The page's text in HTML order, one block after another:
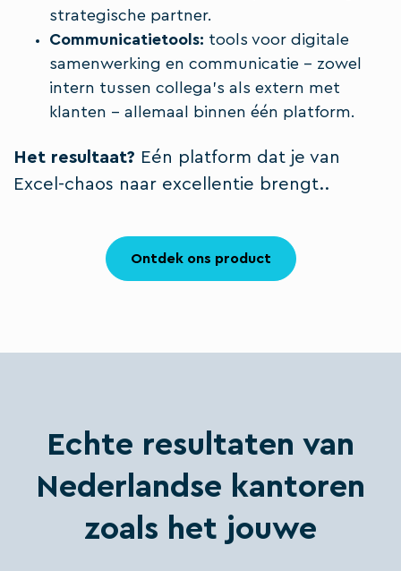
strategische partner.
Communicatietools: tools voor digitale
samenwerking en communicatie - zowel
intern tussen collega's als extern met
klanten - allemaal binnen één platform.
Het resultaat? Eén platform dat je van
Excel-chaos naar excellentie brengt..
Ontdek ons product
Echte resultaten van
Nederlandse kantoren
zoals het jouwe